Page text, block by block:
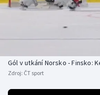
Americký fotbal
Baseball a softbal
Biatlon
NEPŘEHLÉDNĚTE
Aplikace ČT sport
Gól v utkání Norsko - Finsko:
Zdroj: ČT sport